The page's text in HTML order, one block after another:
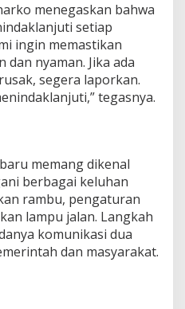
menegaskan bahwa
setiap
ingin memastikan
dan nyaman. Jika ada
segera laporkan.
tegasnya.
memang dikenal
berbagai keluhan
rambu, pengaturan
lampu jalan. Langkah
komunikasi dua
dan masyarakat.